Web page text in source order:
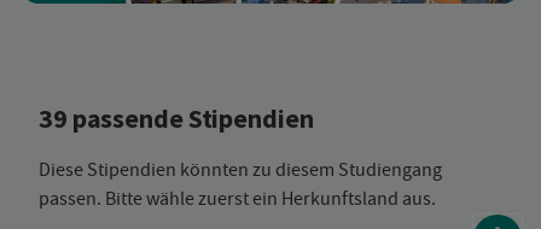
39 passende Stipendien
Diese Stipendien könnten zu diesem Studiengang
passen. Bitte wähle zuerst ein Herkunftsland aus.